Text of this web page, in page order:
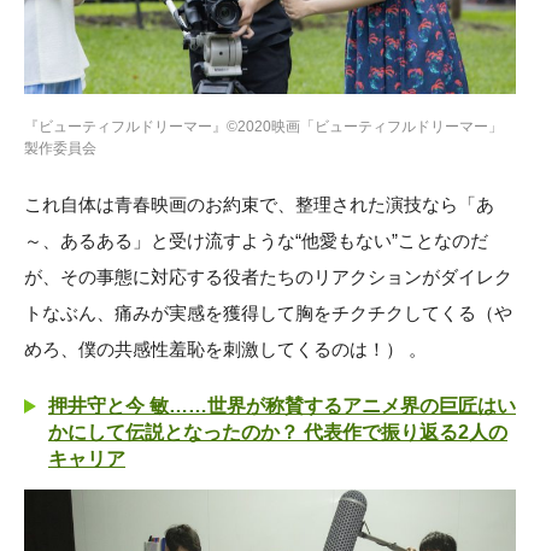
『ビューティフルドリーマー』©2020映画「ビューティフルドリーマー」
製作委員会
これ自体は青春映画のお約束で、整理された演技なら「あ
～、あるある」と受け流すような“他愛もない”ことなのだ
が、その事態に対応する役者たちのリアクションがダイレク
トなぶん、痛みが実感を獲得して胸をチクチクしてくる（や
めろ、僕の共感性羞恥を刺激してくるのは！） 。
押井守と今 敏……世界が称賛するアニメ界の巨匠はい
かにして伝説となったのか？ 代表作で振り返る2人の
キャリア